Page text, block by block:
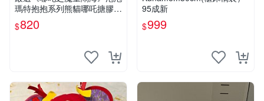
瑪特抱抱系列熊貓哪吒搪膠臉
毛絨， STATE：如圖顯示 哪
吒 毛絨公仔 泡泡瑪特
$820
95成新
$999